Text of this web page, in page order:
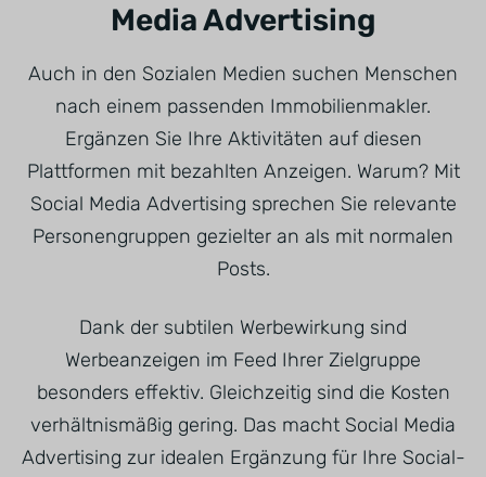
Media Advertising
Auch in den Sozialen Medien suchen Menschen
nach einem passenden Immobilienmakler.
Ergänzen Sie Ihre Aktivitäten auf diesen
Plattformen mit bezahlten Anzeigen. Warum? Mit
Social Media Advertising sprechen Sie relevante
Personengruppen gezielter an als mit normalen
Posts.
Dank der subtilen Werbewirkung sind
Werbeanzeigen im Feed Ihrer Zielgruppe
besonders effektiv. Gleichzeitig sind die Kosten
verhältnismäßig gering. Das macht Social Media
Advertising zur idealen Ergänzung für Ihre Social-